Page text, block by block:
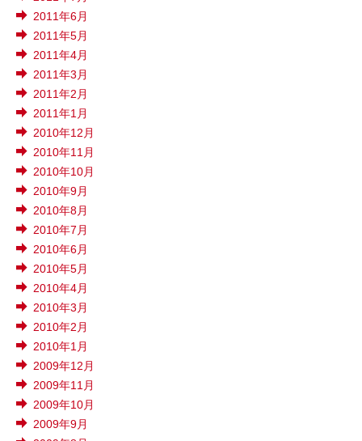
2011年6月
2011年5月
2011年4月
2011年3月
2011年2月
2011年1月
2010年12月
2010年11月
2010年10月
2010年9月
2010年8月
2010年7月
2010年6月
2010年5月
2010年4月
2010年3月
2010年2月
2010年1月
2009年12月
2009年11月
2009年10月
2009年9月